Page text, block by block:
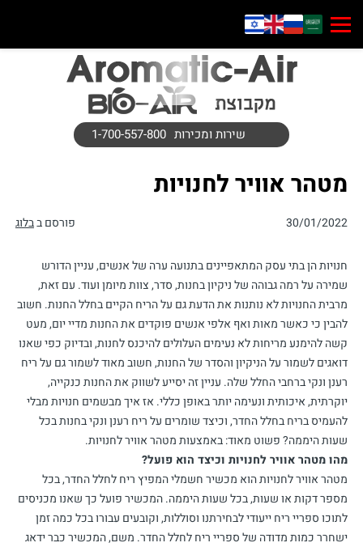
שירות ומכירות 1-700-557-800
מטהר אוויר לחנויות
פורסם בבלוג 30/01/2022
חנויות הן בתי עסק המתאפיינים בתנועה ערה של אנשים, עניין הדורש
שמירה על רמה גבוהה של ניקיון בחנות, סדר, צוות מיומן ועוד. עם זאת,
מרבית החנויות לא נותנות את הדעת גם על הריח הקיים בחלל החנות. חשוב
להבין כי כאשר מאות ואף אלפי אנשים פוקדים את החנות מדיי יום, מעט
קשה להימנע מריחות לא נעימים העלולים להיכנס לחנות, ובדיוק כפי שאנו
דואגים לשמור על הניקיון והסדר של החנות, חשוב מאוד לשמור גם על ריח
רענן ונקי ברחבי החלל שלה. עניין זה יסייע לשווק את החנות כנקייה,
יוקרתית, איכותית ונעימה יותר באופן כללי. אז איך מבשמים חנויות מבלי
להעמיס בריח בחלל החדר, וכיצד שומרים על ריח רענן ונקי בחנות בכל
שעות היממה? פשוט מאוד: באמצעות מטהר אוויר לחנויות.
מהו מטהר אוויר לחנויות וכיצד הוא פועל?
מטהר אוויר לחנויות הוא מכשיר חשמלי המפיץ ריח לחלל החדר, בכל
מספר דקות או שעות, בכל שעות היממה. המכשיר פועל כך שאנו מכניסים
לתוכו ספריי ריח ייעודי לבחירתנו וסוללות, וקובעים עבורו בכל כמה זמן
ישחרר כמות מדודה של ספריי ריח לחלל החדר. משם, המכשיר כבר ידאג